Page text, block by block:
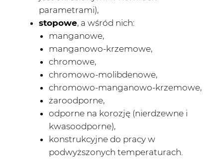
parametrami),
stopowe, a wśród nich:
manganowe,
manganowo-krzemowe,
chromowe,
chromowo-molibdenowe,
chromowo-manganowo-krzemowe,
żaroodporne,
odporne na korozję (nierdzewne i
kwasoodporne),
konstrukcyjne do pracy w
podwyższonych temperaturach.